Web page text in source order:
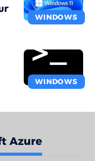
WINDOWS
WINDOWS
Azure